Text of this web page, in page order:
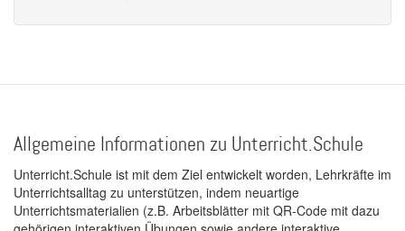
Allgemeine Informationen zu Unterricht.Schule
Unterricht.Schule ist mit dem Ziel entwickelt worden, Lehrkräfte im
Unterrichtsalltag zu unterstützen, indem neuartige
Unterrichtsmaterialien (z.B. Arbeitsblätter mit QR-Code mit dazu